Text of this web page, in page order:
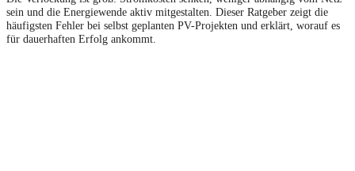
sein und die Energiewende aktiv mitgestalten. Dieser Ratgeber zeigt die
häufigsten Fehler bei selbst geplanten PV-Projekten und erklärt, worauf es
für dauerhaften Erfolg ankommt.